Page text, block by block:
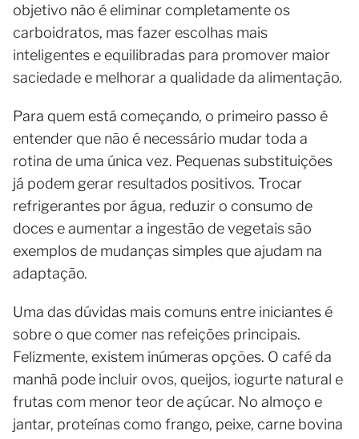
objetivo não é eliminar completamente os
carboidratos, mas fazer escolhas mais
inteligentes e equilibradas para promover maior
saciedade e melhorar a qualidade da alimentação.
Para quem está começando, o primeiro passo é
entender que não é necessário mudar toda a
rotina de uma única vez. Pequenas substituições
já podem gerar resultados positivos. Trocar
refrigerantes por água, reduzir o consumo de
doces e aumentar a ingestão de vegetais são
exemplos de mudanças simples que ajudam na
adaptação.
Uma das dúvidas mais comuns entre iniciantes é
sobre o que comer nas refeições principais.
Felizmente, existem inúmeras opções. O café da
manhã pode incluir ovos, queijos, iogurte natural e
frutas com menor teor de açúcar. No almoço e
jantar, proteínas como frango, peixe, carne bovina